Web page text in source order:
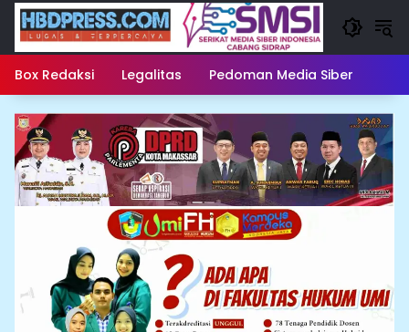
Langsung
konten
Box Redaksi Legalitas Pedoman Media Siber